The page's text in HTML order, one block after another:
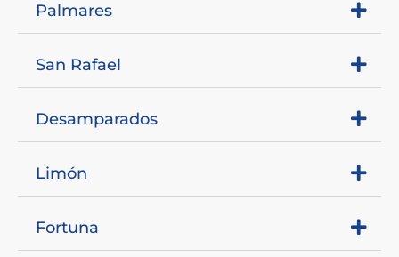
Palmares
San Rafael
Desamparados
Limón
Fortuna